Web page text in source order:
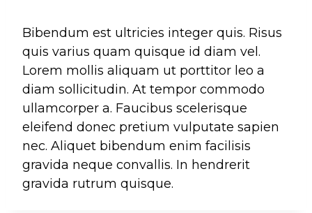
Bibendum est ultricies integer quis. Risus
quis varius quam quisque id diam vel.
Lorem mollis aliquam ut porttitor leo a
diam sollicitudin. At tempor commodo
ullamcorper a. Faucibus scelerisque
eleifend donec pretium vulputate sapien
nec. Aliquet bibendum enim facilisis
gravida neque convallis. In hendrerit
gravida rutrum quisque.